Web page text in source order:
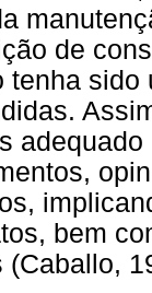
de
tenha
bem
(Caballo,